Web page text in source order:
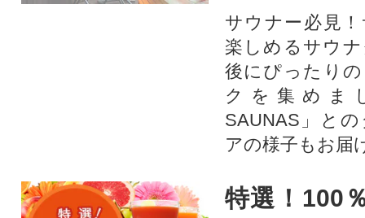
サウナー必見
楽しめるサウ
後にぴったり
クを集めま
SAUNAS」と
アの様子もお届
特選！100